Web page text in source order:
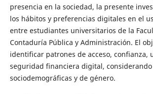
presencia en la sociedad, la presente
los hábitos y preferencias digitales en el
entre estudiantes universitarios de la
Contaduría Pública y Administración. El
identificar patrones de acceso, confianza,
seguridad financiera digital,
sociodemográficas y de género.